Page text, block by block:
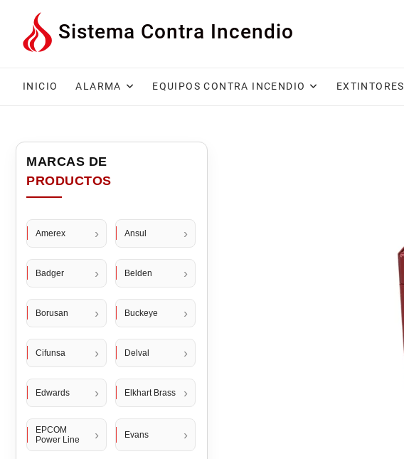
contenido
Sistema Contra Incendio
INICIO ALARMA EQUIPOS CONTRA INCENDIO EXTINTORES
Amerex Ansul
Badger Belden
Borusan Buckeye
Cifunsa Delval
Edwards Elkhart Brass
EPCOM
Power Line
Evans